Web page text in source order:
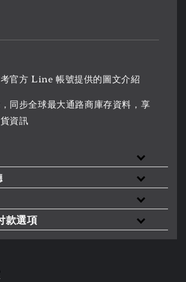
官方 Line 帳號提供的圖文介紹
同步全球最大通路商庫存資料，享
資訊
款選項